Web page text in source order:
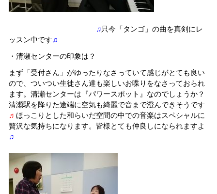
♫只今「タンゴ」の曲を真剣にレ
ッスン中です♫
・清瀬センターの印象は？
まず「受付さん」がゆったりなさっていて感じがとても良い
ので、ついつい生徒さん達も楽しいお喋りをなさっておられ
ます。清瀬センターは『パワースポット』なのでしょうか？
清瀬駅を降りた途端に空気も綺麗で音まで澄んできそうです
♬ ほっこりとした和らいだ空間の中での音楽はスペシャルに
贅沢な気持ちになります。皆様とても仲良しになられますよ
♫